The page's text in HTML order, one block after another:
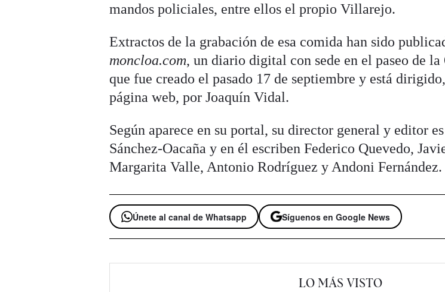
mandos policiales, entre ellos el propio Villarejo.
Extractos de la grabación de esa comida han sido
moncloa.com, un diario digital con sede en el paseo de
que fue creado el pasado 17 de septiembre y está
página web, por Joaquín Vidal.
Según aparece en su portal, su director general y editor
Sánchez-Oacaña y en él escriben Federico Quevedo,
Margarita Valle, Antonio Rodríguez y Andoni Fernández.
Únete al canal de Whatsapp Síguenos en Google News
LO MÁS VISTO